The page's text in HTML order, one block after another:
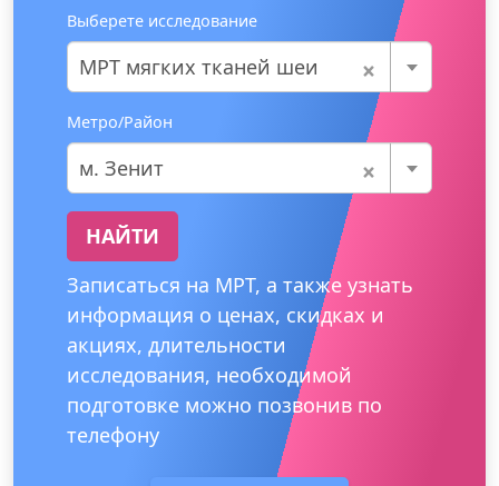
Выберете исследование
×
МРТ мягких тканей шеи
Метро/Район
×
м. Зенит
НАЙТИ
Записаться на МРТ, а также узнать
информация о ценах, скидках и
акциях, длительности
исследования, необходимой
подготовке можно позвонив по
телефону